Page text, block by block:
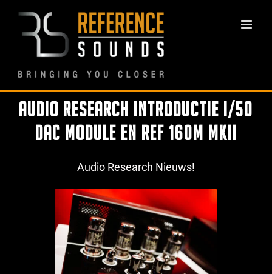
Audio Research Introductie I/50
Dac Module en Ref 160M MKII
Audio Research Nieuws!